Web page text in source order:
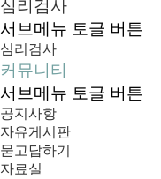
심리검사
서브메뉴 토글 버튼
심리검사
커뮤니티
서브메뉴 토글 버튼
공지사항
자유게시판
묻고답하기
자료실